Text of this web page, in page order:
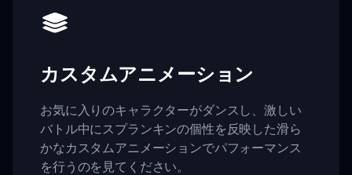
カスタムアニメーション
お気に入りのキャラクターがダンスし、激しい
バトル中にスプランキンの個性を反映した滑ら
かなカスタムアニメーションでパフォーマンス
を行うのを見てください。